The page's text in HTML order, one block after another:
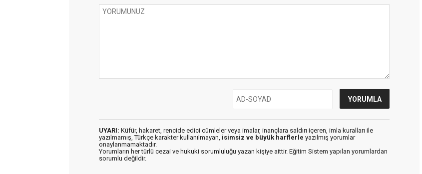
UYARI: Küfür, hakaret, rencide edici cümleler veya imalar, inançlara saldırı içeren, imla kuralları ile
yazılmamış, Türkçe karakter kullanılmayan, isimsiz ve büyük harflerle yazılmış yorumlar
onaylanmamaktadır.
Yorumların her türlü cezai ve hukuki sorumluluğu yazan kişiye aittir. Eğitim Sistem yapılan yorumlardan
sorumlu değildir.